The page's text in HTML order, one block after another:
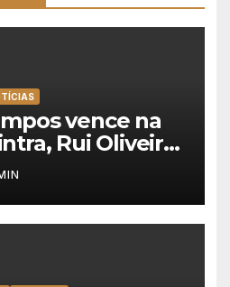
vence na
Rui Oliveira
na Volta a